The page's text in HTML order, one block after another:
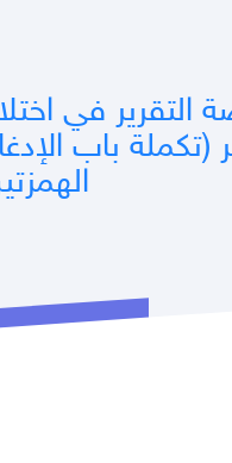
التقرير في
(تكملة باب